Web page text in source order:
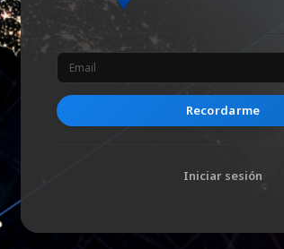
Recordarme
Iniciar sesión